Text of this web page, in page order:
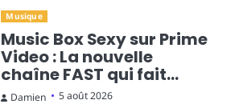
Musique
Music Box Sexy sur Prime
Video : La nouvelle
chaîne FAST qui fait
monter la température
Damien 5 août 2026